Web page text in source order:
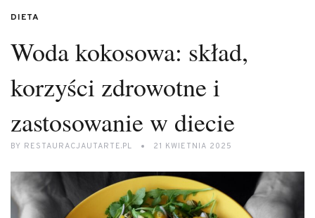
DIETA
Woda kokosowa: skład,
korzyści zdrowotne i
zastosowanie w diecie
BY RESTAURACJAUTARTE.PL 21 KWIETNIA 2025